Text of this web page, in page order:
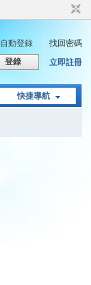
自動登錄
找回密碼
登錄 立即註冊
快捷導航